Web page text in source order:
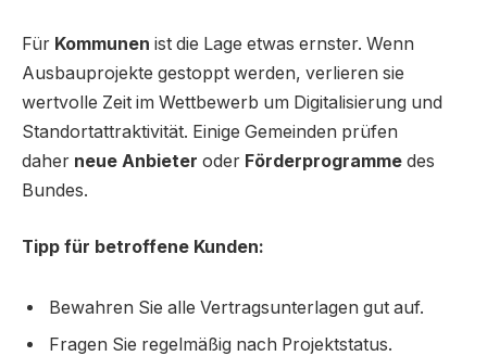
Für Kommunen ist die Lage etwas ernster. Wenn
Ausbauprojekte gestoppt werden, verlieren sie
wertvolle Zeit im Wettbewerb um Digitalisierung und
Standortattraktivität. Einige Gemeinden prüfen
daher neue Anbieter oder Förderprogramme des
Bundes.
Tipp für betroffene Kunden:
Bewahren Sie alle Vertragsunterlagen gut auf.
Fragen Sie regelmäßig nach Projektstatus.